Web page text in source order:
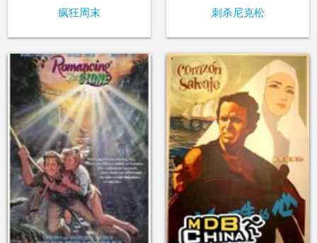
疯狂周末 刺杀尼克松